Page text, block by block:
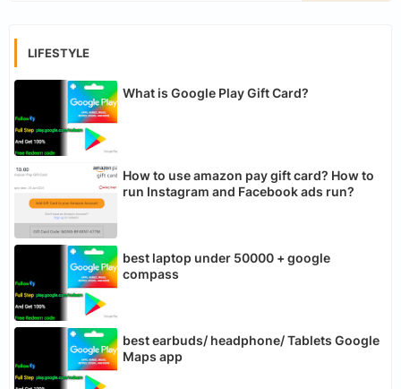
LIFESTYLE
What is Google Play Gift Card?
How to use amazon pay gift card? How to
run Instagram and Facebook ads run?
best laptop under 50000 + google
compass
best earbuds/ headphone/ Tablets Google
Maps app